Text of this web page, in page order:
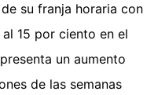
su franja horaria con
15 por ciento en el
un aumento
de las semanas